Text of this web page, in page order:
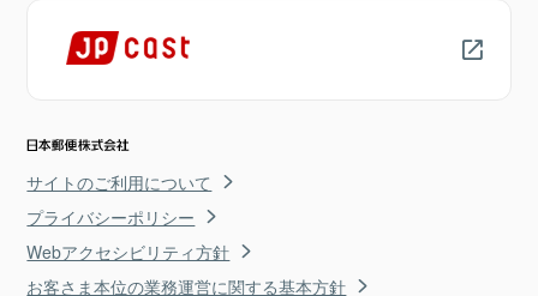
サイトのご利用について
プライバシーポリシー
Webアクセシビリティ方針
お客さま本位の業務運営に関する基本方針